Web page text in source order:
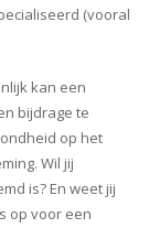
(vooral
kan een
bijdrage te
op het
Wil jij
is? En weet jij
op voor een